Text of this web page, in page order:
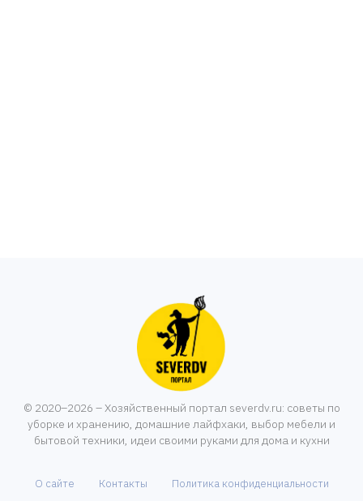
© 2020–2026 – Хозяйственный портал severdv.ru: советы по
уборке и хранению, домашние лайфхаки, выбор мебели и
бытовой техники, идеи своими руками для дома и кухни
О сайте Контакты Политика конфиденциальности